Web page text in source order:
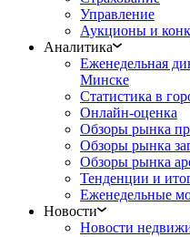
Управление
Аукционы и
Аналитика
Еженедельная
Минске
Статистика в
Онлайн-оценка
Обзоры рынка
Обзоры рынка
Обзоры рынка
Тенденции и
Еженедельные
Новости
Новости